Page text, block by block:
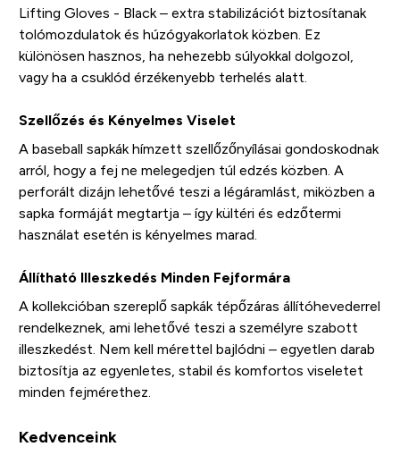
Lifting Gloves - Black – extra stabilizációt biztosítanak
tolómozdulatok és húzógyakorlatok közben. Ez
különösen hasznos, ha nehezebb súlyokkal dolgozol,
vagy ha a csuklód érzékenyebb terhelés alatt.
Szellőzés és Kényelmes Viselet
A baseball sapkák hímzett szellőzőnyílásai gondoskodnak
arról, hogy a fej ne melegedjen túl edzés közben. A
perforált dizájn lehetővé teszi a légáramlást, miközben a
sapka formáját megtartja – így kültéri és edzőtermi
használat esetén is kényelmes marad.
Állítható Illeszkedés Minden Fejformára
A kollekcióban szereplő sapkák tépőzáras állítóhevederrel
rendelkeznek, ami lehetővé teszi a személyre szabott
illeszkedést. Nem kell mérettel bajlódni – egyetlen darab
biztosítja az egyenletes, stabil és komfortos viseletet
minden fejmérethez.
Kedvenceink